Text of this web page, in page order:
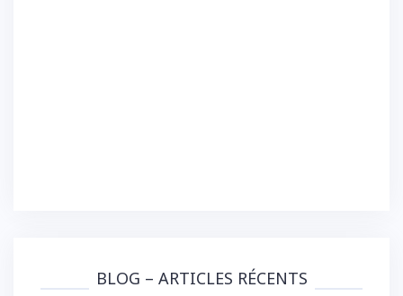
BLOG – ARTICLES RÉCENTS